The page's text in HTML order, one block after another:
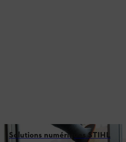
Solutions numériques STIHL